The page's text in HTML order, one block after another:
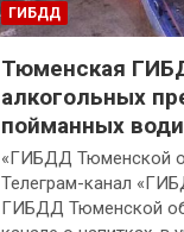
ГИБДД
Тюменская
алкогольных
пойманных
«ГИБДД Тюменской
Телеграм-канал
ГИБДД Тюменской